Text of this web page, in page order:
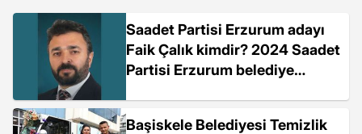
Saadet Partisi Erzurum adayı
Faik Çalık kimdir? 2024 Saadet
Partisi Erzurum belediye
Başiskele Belediyesi Temizlik